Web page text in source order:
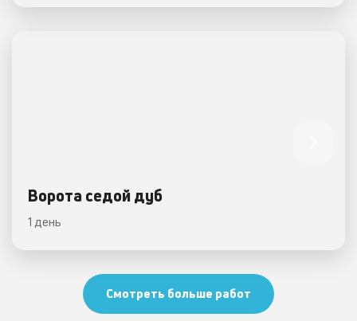
Ворота седой дуб
1 день
Смотреть больше работ